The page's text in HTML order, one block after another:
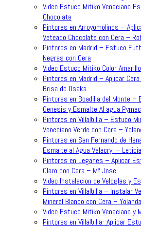
Video Estuco Mitiko Veneciano
Chocolate
Pintores en Arroyomolinos –
Veteado Chocolate con Cera –
Pintores en Madrid – Estuco
Negras con Cera
Video Estuco Mitiko Color
Pintores en Madrid – Aplicar
Brisa de Osaka
Pintores en Boadilla del Monte –
Genesis y Esmalte Al agua
Pintores en Villalbilla – Estuco
Veneciano Verde con Cera –
Pintores en San Fernando de
Esmalte al Agua Valacryl – Leticia
Pintores en Leganes – Aplicar
Claro con Cera – Mª Jose
Video Instalacion de Veloglas y
Pintores en Villalbilla – Instalar
Mineral Blanco con Cera – Yolanda
Video Estuco Mitiko Veneciano y
Pintores en Villalbilla- Aplicar